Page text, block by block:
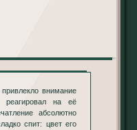
на её
абсолютно
спит: цвет его